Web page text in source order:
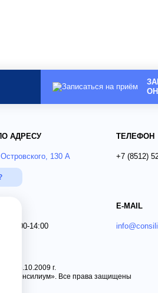
АДРЕСУ
130 А
ТЕЛЕФОН
+7 (8512)
09:00-14:00
E-MAIL
15.10.2009 г.
«Консилиум». Все права защищены